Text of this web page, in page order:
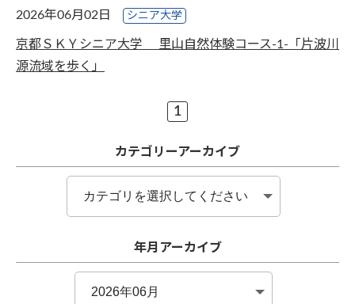
2026年06月02日 シニア大学
京都ＳＫＹシニア大学 里山自然体験コース-1-「片波川
源流域を歩く」
1
カテゴリーアーカイブ
年月アーカイブ